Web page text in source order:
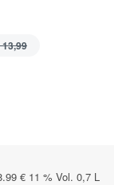
13,99
€ 11 % Vol. 0,7 L